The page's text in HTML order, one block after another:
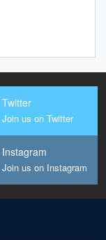
Twitter
Join us on Twitter
Instagram
Join us on Instagram